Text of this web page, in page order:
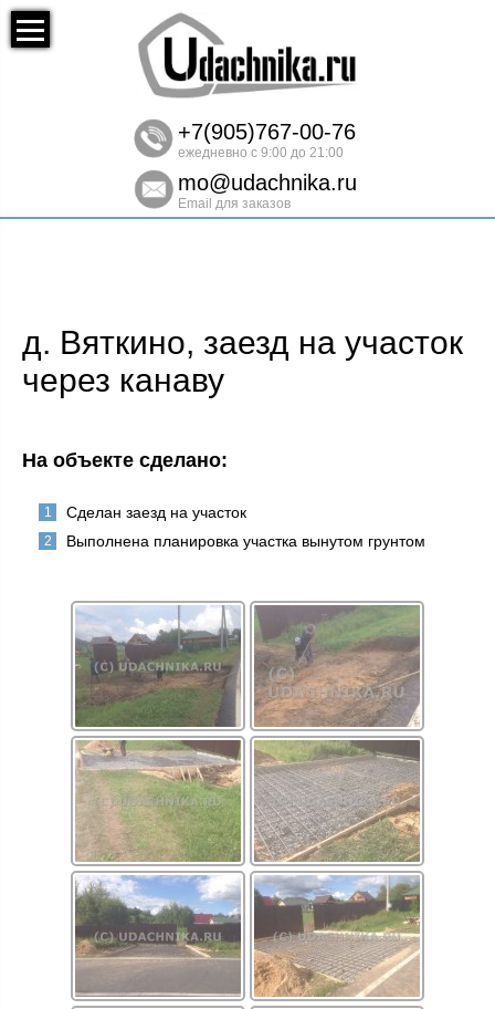
+7(905)767-00-76
ежедневно с 9:00 до 21:00
mo@udachnika.ru
Email для заказов
д. Вяткино, заезд на участок
через канаву
На объекте сделано:
Сделан заезд на участок
Выполнена планировка участка вынутом грунтом